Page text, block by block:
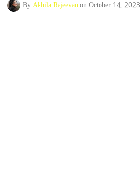
By Akhila Rajeevan on October 14, 2023